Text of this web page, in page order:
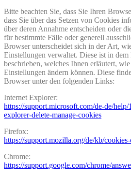
Bitte beachten Sie, dass Sie Ihren
dass Sie über das Setzen von Cookies
über deren Annahme entscheiden oder
für bestimmte Fälle oder generell
Browser unterscheidet sich in der Art,
Einstellungen verwaltet. Diese ist in
beschrieben, welches Ihnen erläutert,
Einstellungen ändern können. Diese
Browser unter den folgenden Links:
Internet Explorer:
https://support.microsoft.com/de-de/
explorer-delete-manage-cookies
Firefox:
https://support.mozilla.org/de/kb/
Chrome:
https://support.google.com/chrome/